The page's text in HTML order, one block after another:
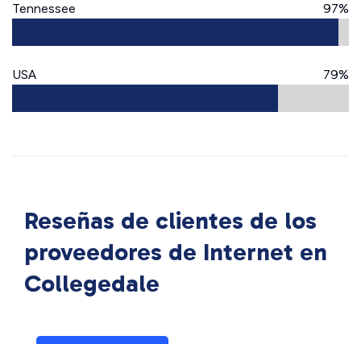
Tennessee 97%
USA 79%
Reseñas de clientes de los
proveedores de Internet en
Collegedale